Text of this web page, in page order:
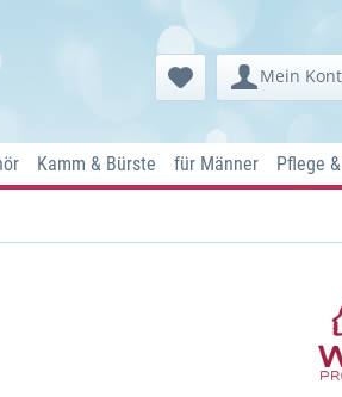
Mein
Kamm & Bürste für Männer Pflege